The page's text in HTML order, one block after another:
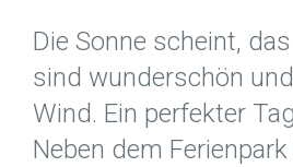
Die Sonne scheint,
sind wunderschön
Wind. Ein perfekter
Neben dem